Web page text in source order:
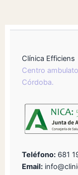
Clínica Efficiens
Centro
Córdoba.
Teléfono: 681
Email: